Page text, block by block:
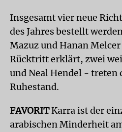
Insgesamt vier neue
des Jahres bestellt
Mazuz und Hanan
Rücktritt erklärt, zwei
und Neal Hendel - treten
Ruhestand.
FAVORITKarra ist der
arabischen Minderheit